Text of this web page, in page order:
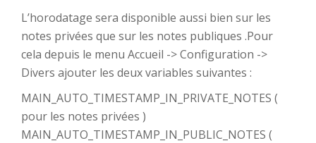
L’horodatage sera disponible aussi bien sur les
notes privées que sur les notes publiques .Pour
cela depuis le menu Accueil -> Configuration ->
Divers ajouter les deux variables suivantes :
MAIN_AUTO_TIMESTAMP_IN_PRIVATE_NOTES (
pour les notes privées )
MAIN_AUTO_TIMESTAMP_IN_PUBLIC_NOTES (